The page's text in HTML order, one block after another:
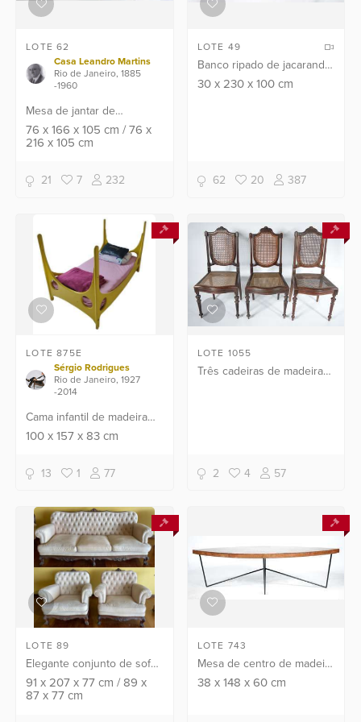
LOTE 62
Casa Leandro Martins
Rio de Janeiro, 1885
-1960
Mesa de jantar de
jacarandá, estilo Luis XV,
tampo retangular com saia
recurvas, duas tábuas
76x 166x 105cm/76x
216x 105cm
21 7 232
LOTE 49
Banco ripado de jacarandá
com dois assentos
30 x230 x100 cm
62 20 387
LOTE 875E
Sérgio Rodrigues
Rio de Janeiro, 1927
-2014
Cama infantil de madeira
nobre pintada de amarelo.
pertence a neta do
100x 157x 83cm
13 1 77
LOTE 1055
Três cadeiras de madeira
2 4 57
LOTE 89
Elegante conjunto de sofá
para 3 lugares e par de
poltronas estofadas e
91x 207x 77cm/89x
87x 77cm
LOTE 743
Mesa de centro de madeira
no feitio de losango com
38 x148 x60 cm